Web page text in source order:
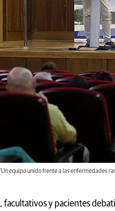
equipo unido frente a las enfermedades
facultativos y pacientes